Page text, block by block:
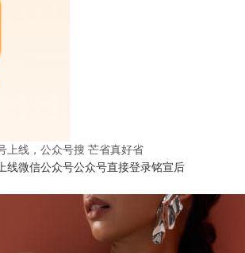
上线，公众号搜 芒省真好省
线微信公众号公众号直接登录铭宣后